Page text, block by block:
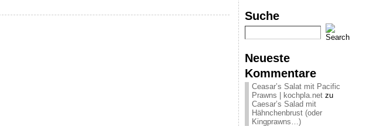
Suche
Neueste
Kommentare
Ceasar’s Salat mit Pacific
Prawns | kochpla.net zu
Caesar’s Salad mit
Hähnchenbrust (oder
Kingprawns…)